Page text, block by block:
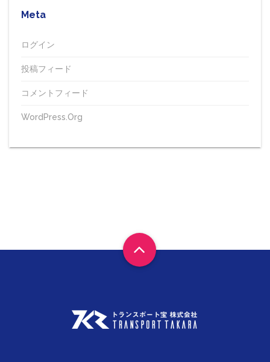
Meta
ログイン
投稿フィード
コメントフィード
WordPress.org